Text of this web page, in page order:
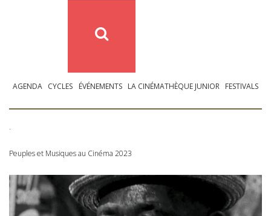
AGENDA CYCLES ÉVÉNEMENTS LA CINÉMATHÈQUE JUNIOR FESTIVALS
.
Peuples et Musiques au Cinéma 2023